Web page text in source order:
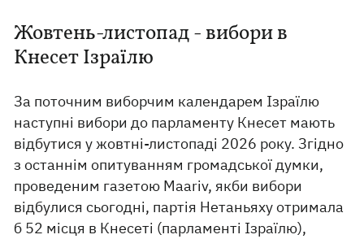
Жовтень-листопад - вибори в
Кнесет Ізраїлю
За поточним виборчим календарем Ізраїлю
наступні вибори до парламенту Кнесет мають
відбутися у жовтні-листопаді 2026 року. Згідно
з останнім опитуванням громадської думки,
проведеним газетою Maariv, якби вибори
відбулися сьогодні, партія Нетаньяху отримала
б 52 місця в Кнесеті (парламенті Ізраїлю),